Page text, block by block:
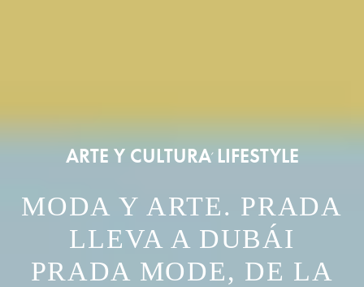
ARTE Y CULTURA, LIFESTYLE
MODA Y ARTE. PRADA
LLEVA A DUBÁI
PRADA MODE, DE LA